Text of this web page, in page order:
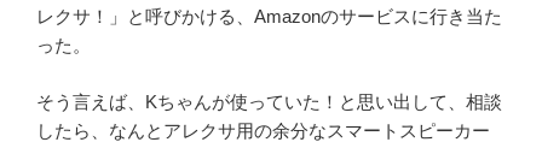
レクサ！」と呼びかける、Amazonのサービスに行き当た
った。
そう言えば、Kちゃんが使っていた！と思い出して、相談
したら、なんとアレクサ用の余分なスマートスピーカー